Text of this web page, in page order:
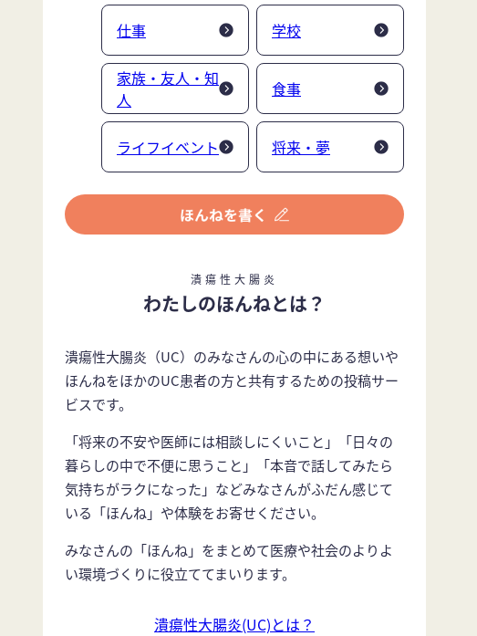
仕事 学校
家族・友人・知
人
食事
ライフイベント 将来・夢
潰瘍性大腸炎
わたしのほんねとは？
潰瘍性大腸炎（UC）のみなさんの心の中にある想いや
ほんねをほかのUC患者の方と共有するための投稿サー
ビスです。
「将来の不安や医師には相談しにくいこと」「日々の
暮らしの中で不便に思うこと」「本音で話してみたら
気持ちがラクになった」などみなさんがふだん感じて
いる「ほんね」や体験をお寄せください。
みなさんの「ほんね」をまとめて医療や社会のよりよ
い環境づくりに役立ててまいります。
潰瘍性大腸炎(UC)とは？